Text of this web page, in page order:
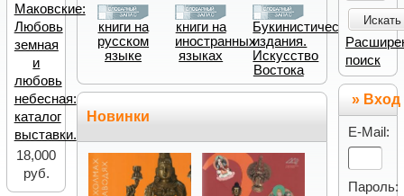
книги на
русском
языке
книги на
иностранных
языках
Букинистические
издания.
Искусство
Востока
Новинки
Маковские:
Любовь
земная
и
любовь
небесная:
каталог
выставки.
18,000
руб.
Искать
поиск
» Вход
E-Mail:
Пароль: